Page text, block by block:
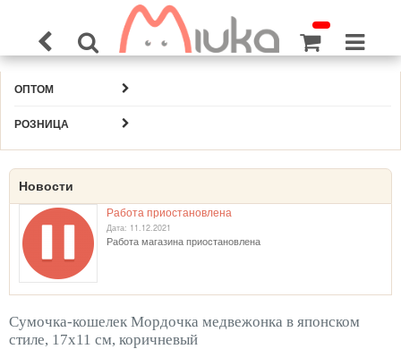
ОПТОМ
РОЗНИЦА
Новости
Работа приостановлена
Дата: 11.12.2021
Работа магазина приостановлена
Сумочка-кошелек Мордочка медвежонка в японском
стиле, 17х11 см, коричневый